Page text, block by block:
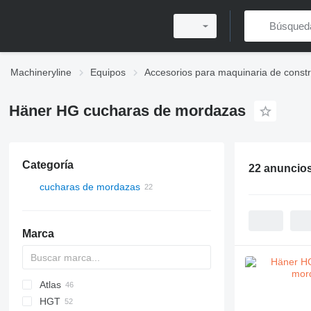
Machineryline Equipos Accesorios para maquinaria de
Häner HG cucharas de mordazas
Categoría
cucharas de mordazas
Marca
QA
Atlas
MH
CK
315
MHL
HGT
22